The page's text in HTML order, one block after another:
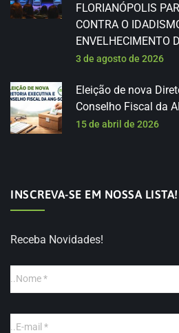
FLORIANÓPOLIS
CONTRA O
ENVELHECIMENTO
3 de agosto de 2026
Eleição de nova
Conselho Fiscal da
15 de abril de 2026
INSCREVA-SE EM NOSSA LISTA!
Receba Novidades!